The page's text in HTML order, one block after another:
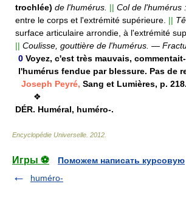
trochlée) de l'humérus. || Col de l'humérus :
entre le corps et l'extrémité supérieure. ||
surface articulaire arrondie, à l'extrémité
|| Coulisse, gouttière de l'humérus. —
0 Voyez, c'est très mauvais,
l'humérus fendue par blessure. Pas de
Joseph Peyré, Sang et Lumières, p. 218.
❖
DÉR. Huméral, huméro-.
Encyclopédie Universelle 2012
Игры ⚽
Поможем написать курсовую
huméro-